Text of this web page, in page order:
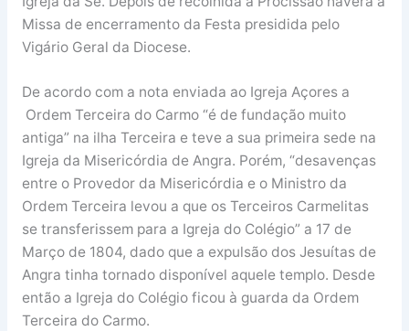
Missa de encerramento da Festa presidida pelo
Vigário Geral da Diocese.
De acordo com a nota enviada ao Igreja Açores a
Ordem Terceira do Carmo “é de fundação muito
antiga” na ilha Terceira e teve a sua primeira sede na
Igreja da Misericórdia de Angra. Porém, “desavenças
entre o Provedor da Misericórdia e o Ministro da
Ordem Terceira levou a que os Terceiros Carmelitas
se transferissem para a Igreja do Colégio” a 17 de
Março de 1804, dado que a expulsão dos Jesuítas de
Angra tinha tornado disponível aquele templo. Desde
então a Igreja do Colégio ficou à guarda da Ordem
Terceira do Carmo.